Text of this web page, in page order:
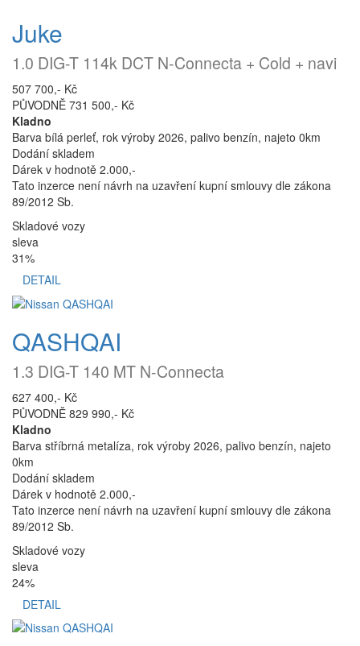
Juke
1.0 DIG-T 114k DCT N-Connecta + Cold + navi
507 700,- Kč
PŮVODNĚ 731 500,- Kč
Kladno
Barva bílá perleť, rok výroby 2026, palivo benzín, najeto 0km
Dodání skladem
Dárek v hodnotě 2.000,-
Tato inzerce není návrh na uzavření kupní smlouvy dle zákona
89/2012 Sb.
Skladové vozy
sleva
31%
DETAIL
QASHQAI
1.3 DIG-T 140 MT N-Connecta
627 400,- Kč
PŮVODNĚ 829 990,- Kč
Kladno
Barva stříbrná metalíza, rok výroby 2026, palivo benzín, najeto
0km
Dodání skladem
Dárek v hodnotě 2.000,-
Tato inzerce není návrh na uzavření kupní smlouvy dle zákona
89/2012 Sb.
Skladové vozy
sleva
24%
DETAIL